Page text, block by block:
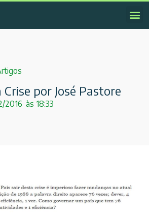
por José Pastore
2016 às 18:33